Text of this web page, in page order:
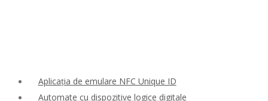
Aplicația de emulare NFC Unique ID
Automate cu dispozitive logice digitale